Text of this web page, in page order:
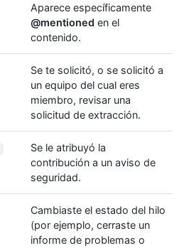
Aparece específicamente
@mentioned en el
contenido.
Se te solicitó, o se solicitó a
un equipo del cual eres
miembro, revisar una
solicitud de extracción.
Se le atribuyó la
contribución a un aviso de
seguridad.
Cambiaste el estado del hilo
(por ejemplo, cerraste un
informe de problemas o